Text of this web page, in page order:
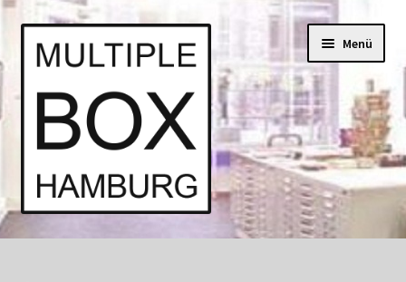
Zur
Navigation
Springe
zum
Menü
Start